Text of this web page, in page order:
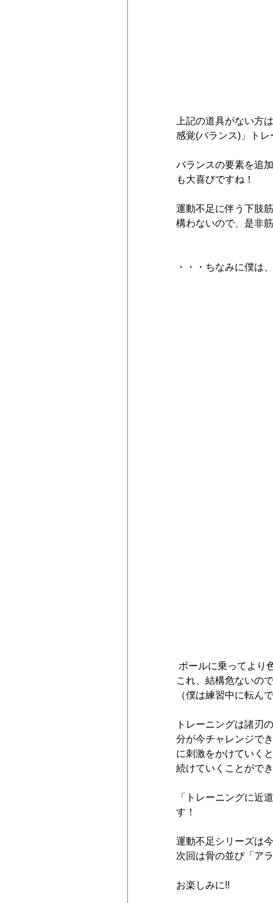
上記の道具がない方
感覚(バランス)」ト
バランスの要素を追
も大喜びですね！
運動不足に伴う下肢
構わないので、是非
・・・ちなみに僕は、
ボールに乗ってより
これ、結構危ないの
（僕は練習中に転ん
トレーニングは諸刃
分が今チャレンジで
に刺激をかけていく
続けていくことがで
「トレーニングに近
す！
運動不足シリーズは
次回は骨の並び「ア
お楽しみに!!